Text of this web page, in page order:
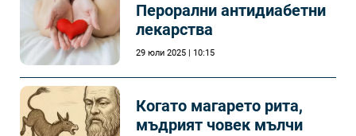
Перорални антидиабетни
лекарства
29 юли 2025 | 10:15
Когато магарето рита,
мъдрият човек мълчи